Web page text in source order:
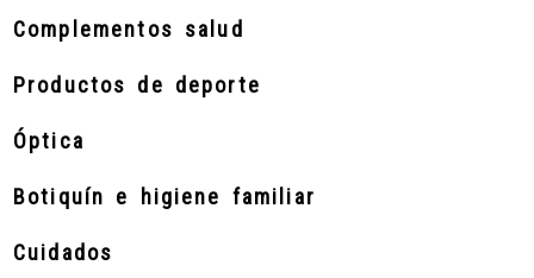
Complementos salud
Productos de deporte
Óptica
Botiquín e higiene familiar
Cuidados